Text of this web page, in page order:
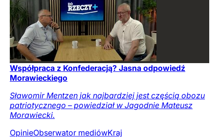
Współpraca z Konfederacją? Jasna odpowiedź
Morawieckiego
Sławomir Mentzen jak najbardziej jest częścią obozu
patriotycznego – powiedział w Jagodnie Mateusz
Morawiecki.
OpinieObserwator mediówKraj